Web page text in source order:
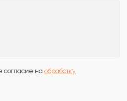
согласие на обработку